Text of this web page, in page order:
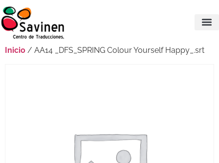
Inicio / AA14 _DFS_SPRING Colour Yourself Happy_.srt